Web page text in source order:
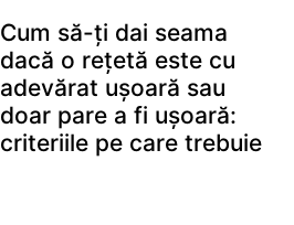
Cum să-ți dai seama
dacă o rețetă este cu
adevărat ușoară sau
doar pare a fi ușoară:
criteriile pe care trebuie